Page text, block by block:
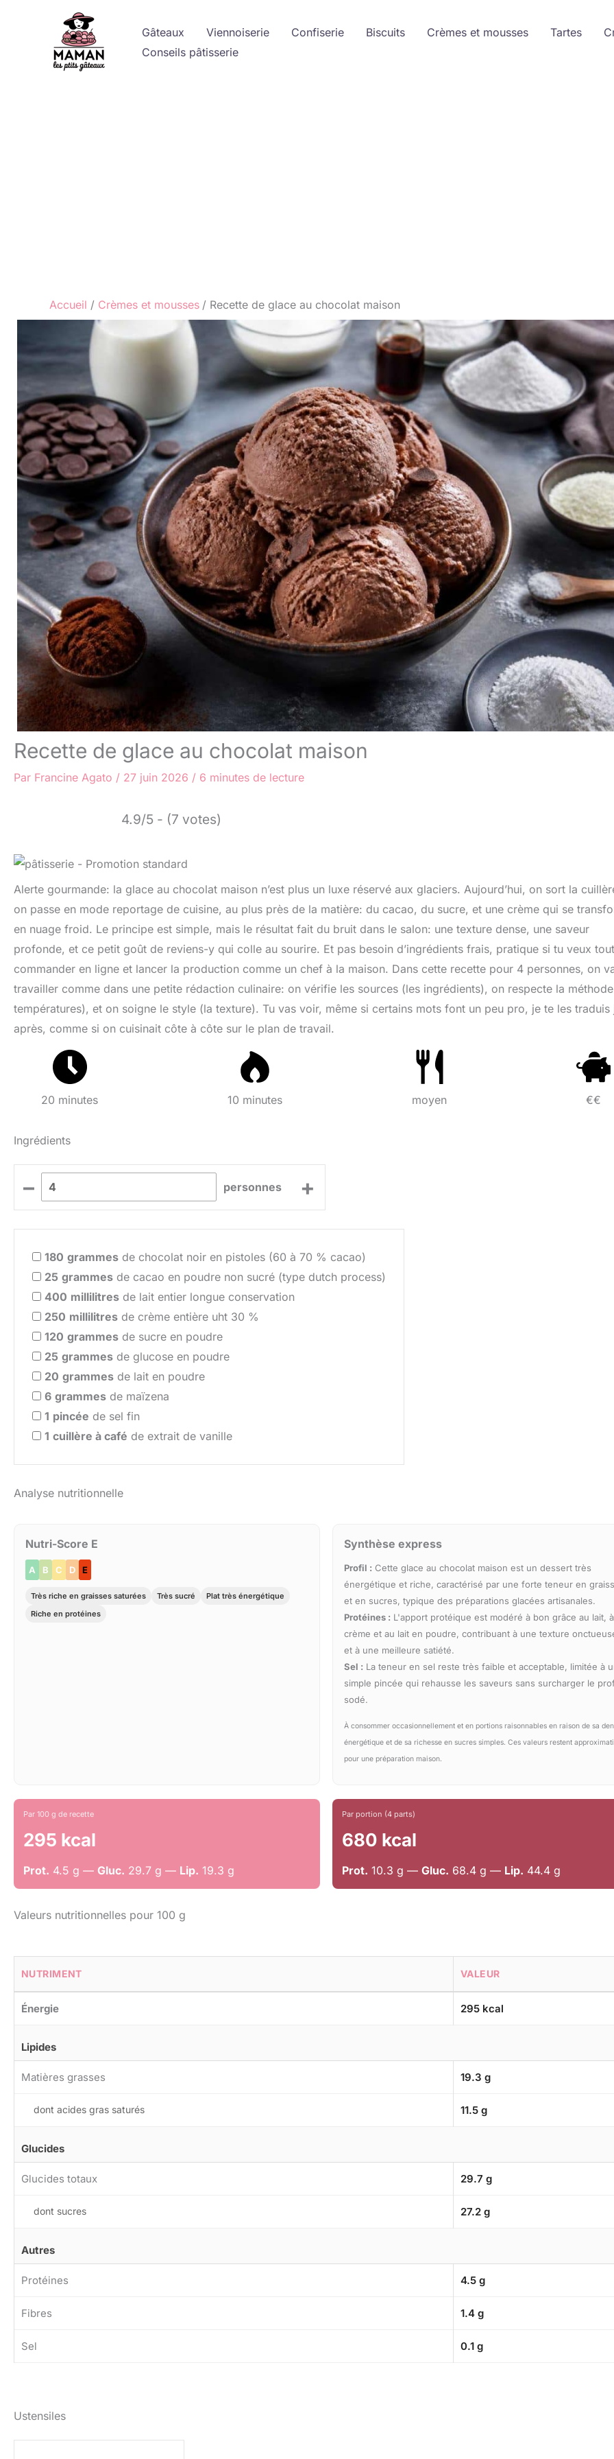
Gâteaux Viennoiserie Confiserie Biscuits Crèmes et mousses Tartes
Conseils pâtisserie
Accueil Crèmes et mousses Recette de glace au chocolat maison
Recette de glace au chocolat maison
Par Francine Agato / 27 juin 2026 / 6 minutes de lecture
4.9/5 - (7 votes)
Alerte gourmande: la glace au chocolat maison n’est plus un luxe réservé aux glaciers. Aujourd’hui, on sort la
on passe en mode reportage de cuisine, au plus près de la matière: du cacao, du sucre, et une crème qui se
en nuage froid. Le principe est simple, mais le résultat fait du bruit dans le salon: une texture dense, une saveur
profonde, et ce petit goût de reviens-y qui colle au sourire. Et pas besoin d’ingrédients frais, pratique si tu veux tout
commander en ligne et lancer la production comme un chef à la maison. Dans cette recette pour 4 personnes, on
travailler comme dans une petite rédaction culinaire: on vérifie les sources (les ingrédients), on respecte la
températures), et on soigne le style (la texture). Tu vas voir, même si certains mots font un peu pro, je te les traduis
après, comme si on cuisinait côte à côte sur le plan de travail.
20 minutes 10 minutes moyen €€
Ingrédients
– personnes +
180 grammes de chocolat noir en pistoles (60 à 70 % cacao)
25 grammes de cacao en poudre non sucré (type dutch process)
400 millilitres de lait entier longue conservation
250 millilitres de crème entière uht 30 %
120 grammes de sucre en poudre
25 grammes de glucose en poudre
20 grammes de lait en poudre
6 grammes de maïzena
1 pincée de sel fin
1 cuillère à café de extrait de vanille
Analyse nutritionnelle
Nutri-Score E
A B C D E
Très riche en graisses saturées Très sucré
Plat très énergétique
Riche en protéines
Synthèse express
Profil : Cette glace au chocolat maison est un dessert très
énergétique et riche, caractérisé par une forte teneur en
et en sucres, typique des préparations glacées artisanales.
Protéines : L'apport protéique est modéré à bon grâce au lait,
crème et au lait en poudre, contribuant à une texture
et à une meilleure satiété.
Sel : La teneur en sel reste très faible et acceptable, limitée à
simple pincée qui rehausse les saveurs sans surcharger le
sodé.
À consommer occasionnellement et en portions raisonnables en raison de sa
énergétique et de sa richesse en sucres simples. Ces valeurs restent
pour une préparation maison.
Par 100 g de recette
295 kcal
Prot. 4.5 g — Gluc. 29.7 g — Lip. 19.3 g
Par portion (4 parts)
680 kcal
Prot. 10.3 g —Gluc. 68.4 g — Lip. 44.4 g
Valeurs nutritionnelles pour 100 g
NUTRIMENT VALEUR
Énergie 295 kcal
Lipides
Matières grasses 19.3 g
dont acides gras saturés 11.5 g
Glucides
Glucides totaux 29.7 g
dont sucres 27.2 g
Autres
Protéines 4.5 g
Fibres 1.4 g
Sel 0.1 g
Ustensiles